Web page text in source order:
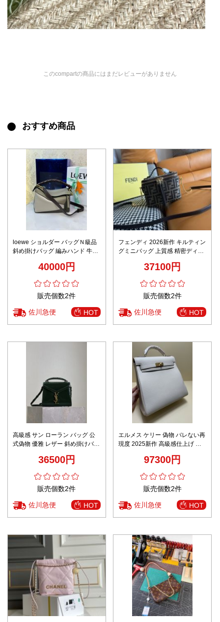
このcompartの商品にはまだレビューがありません
おすすめ商品
loewe ショルダー バッグＮ級品
斜め掛けバッグ 編みハンド 牛革
40000円
販売個数2件
佐川急便 HOT
フェンディ 2026新作 キルティン
グミニバッグ 上質感 精密ディテ
37100円
販売個数2件
佐川急便 HOT
高級感 サン ローラン バッグ 公
式偽物 優雅 レザー 斜め掛けバッ
36500円
販売個数2件
佐川急便 HOT
エルメス ケリー 偽物 バレない再
現度 2025新作 高級感仕上げ 本
97300円
販売個数2件
佐川急便 HOT